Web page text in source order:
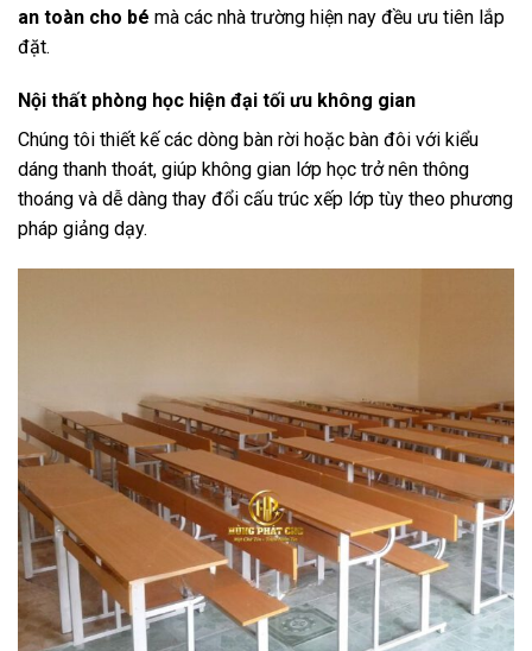
an toàn cho bé mà các nhà trường hiện nay đều ưu tiên lắp
đặt.
Nội thất phòng học hiện đại tối ưu không gian
Chúng tôi thiết kế các dòng bàn rời hoặc bàn đôi với kiểu
dáng thanh thoát, giúp không gian lớp học trở nên thông
thoáng và dễ dàng thay đổi cấu trúc xếp lớp tùy theo phương
pháp giảng dạy.